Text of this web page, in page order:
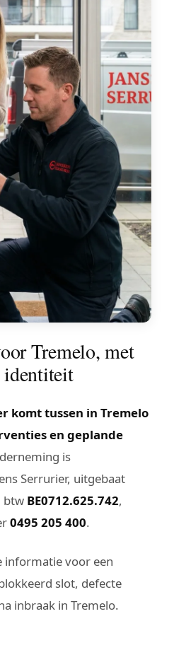
Tremelo, met
identiteit
komt tussen in Tremelo
en geplande
is
Serrurier, uitgebaat
btw BE0712.625.742,
0495 205 400.
informatie voor een
slot, defecte
inbraak in Tremelo.